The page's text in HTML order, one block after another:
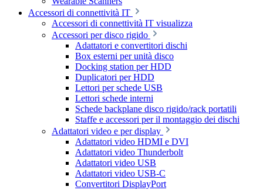
Accessori di connettività IT
Accessori di connettività IT visualizza
Accessori per disco rigido
Adattatori e convertitori dischi
Box esterni per unità disco
Docking station per HDD
Duplicatori per HDD
Lettori per schede USB
Lettori schede interni
Schede backplane disco rigido/rack portatili
Staffe e accessori per il montaggio dei dischi
Adattatori video e per display
Adattatori video HDMI e DVI
Adattatori video Thunderbolt
Adattatori video USB
Adattatori video USB-C
Convertitori DisplayPort